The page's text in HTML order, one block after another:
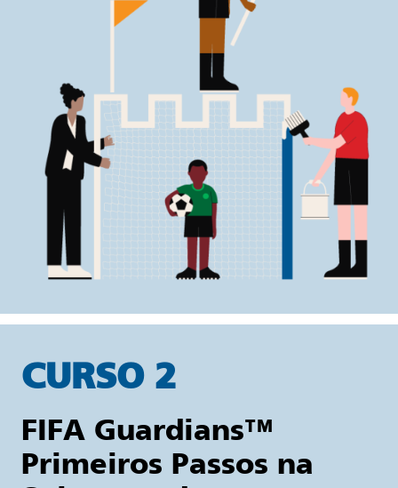
CURSO 2
FIFA Guardians™
Primeiros Passos na